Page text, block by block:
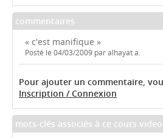
commentaires
« c'est manifique »
Posté le 04/03/2009 par alhayat a.
Pour ajouter un commentaire,
Inscription / Connexion
mots-clés associés à ce cours video